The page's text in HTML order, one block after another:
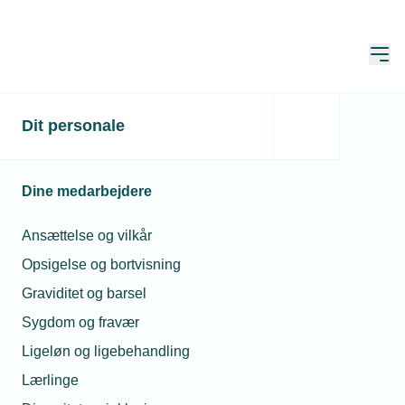
Dit personale
Dine medarbejdere
Ansættelse og vilkår
Opsigelse og bortvisning
Graviditet og barsel
Sygdom og fravær
Ligeløn og ligebehandling
Lærlinge
Særlige krav til
brandtekniske
installationer
Opdateret: 29. maj 2026
Funktionsbaserede brandkrav kan
opfyldes på flere forskellige måder.
Brandtekniske installationer skal udføres, så de er